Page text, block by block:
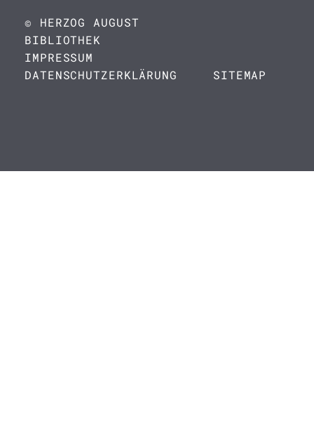
© HERZOG AUGUST
BIBLIOTHEK
IMPRESSUM
DATENSCHUTZERKLÄRUNG
SITEMAP